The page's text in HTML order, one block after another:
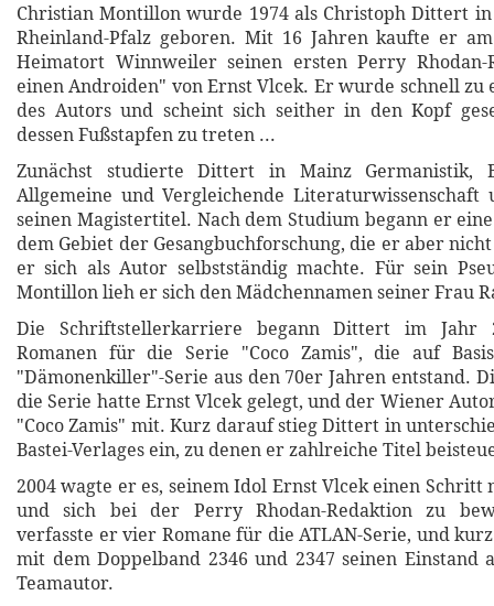
Christian Montillon wurde 1974 als Christoph Dittert in
Rheinland-Pfalz geboren. Mit 16 Jahren kaufte er
Heimatort Winnweiler seinen ersten Perry Rhodan-
einen Androiden" von Ernst Vlcek. Er wurde schnell zu
des Autors und scheint sich seither in den Kopf
dessen Fußstapfen zu treten ...
Zunächst studierte Dittert in Mainz Germanistik,
Allgemeine und Vergleichende Literaturwissenschaft
seinen Magistertitel. Nach dem Studium begann er
dem Gebiet der Gesangbuchforschung, die er aber
er sich als Autor selbstständig machte. Für sein
Montillon lieh er sich den Mädchennamen seiner Frau
Die Schriftstellerkarriere begann Dittert im Jahr
Romanen für die Serie "Coco Zamis", die auf
"Dämonenkiller"-Serie aus den 70er Jahren entstand.
die Serie hatte Ernst Vlcek gelegt, und der Wiener
"Coco Zamis" mit. Kurz darauf stieg Dittert in
Bastei-Verlages ein, zu denen er zahlreiche Titel
2004 wagte er es, seinem Idol Ernst Vlcek einen Schritt
und sich bei der Perry Rhodan-Redaktion zu
verfasste er vier Romane für die ATLAN-Serie, und
mit dem Doppelband 2346 und 2347 seinen Einstand
Teamautor.